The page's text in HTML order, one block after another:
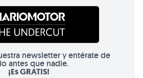
newsletter y entérate de
antes que nadie.
¡Es GRATIS!